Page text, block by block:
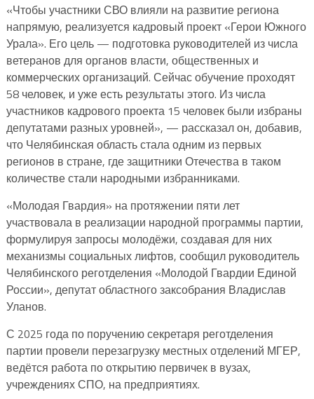
«Чтобы участники СВО влияли на развитие региона
напрямую, реализуется кадровый проект «Герои Южного
Урала». Его цель — подготовка руководителей из числа
ветеранов для органов власти, общественных и
коммерческих организаций. Сейчас обучение проходят
58 человек, и уже есть результаты этого. Из числа
участников кадрового проекта 15 человек были избраны
депутатами разных уровней», — рассказал он, добавив,
что Челябинская область стала одним из первых
регионов в стране, где защитники Отечества в таком
количестве стали народными избранниками.
«Молодая Гвардия» на протяжении пяти лет
участвовала в реализации народной программы партии,
формулируя запросы молодёжи, создавая для них
механизмы социальных лифтов, сообщил руководитель
Челябинского реготделения «Молодой Гвардии Единой
России», депутат областного заксобрания Владислав
Уланов.
С 2025 года по поручению секретаря реготделения
партии провели перезагрузку местных отделений МГЕР,
ведётся работа по открытию первичек в вузах,
учреждениях СПО, на предприятиях.